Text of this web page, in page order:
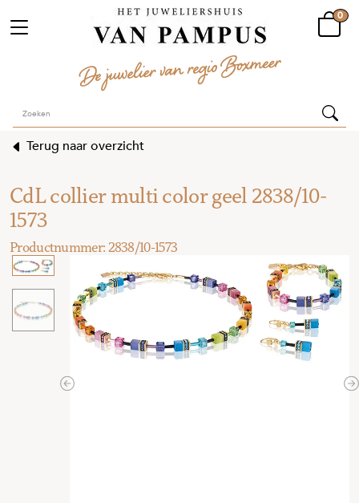
0
Terug naar overzicht
CdL collier multi color geel 2838/10-
1573
Previous